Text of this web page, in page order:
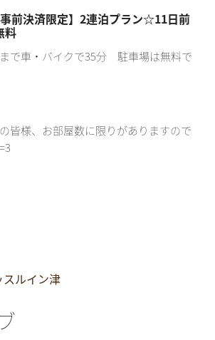
事前決済限定】2連泊プラン☆11日前
料
で車・バイクで35分 駐車場は無料で
皆様、お部屋数に限りがありますので
スルイン津